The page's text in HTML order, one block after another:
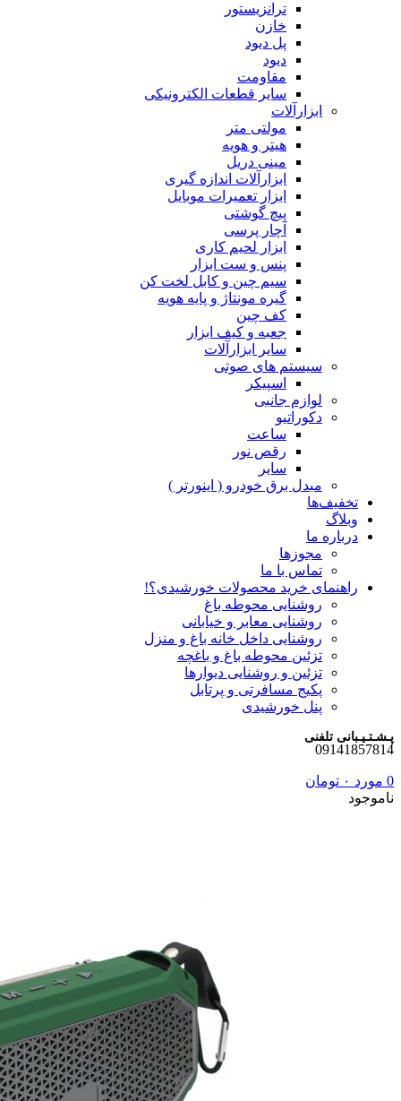
ترانزیستور
خازن
پل دیود
دیود
مقاومت
سایر قطعات الکترونیکی
ابزارآلات
مولتی متر
هیتر و هویه
مینی دریل
ابزارآلات اندازه گیری
ابزار تعمیرات موبایل
پیچ گوشتی
آچار پرسی
ابزار لحیم کاری
پنس و ست ابزار
سیم چین و کابل لخت کن
گیره مونتاژ و پایه هویه
کف چین
جعبه و کیف ابزار
سایر ابزارآلات
سیستم های صوتی
اسپیکر
لوازم جانبی
دکوراتیو
ساعت
رقص نور
سایر
مبدل برق خودرو ( اینورتر )
تخفیف‌ها
وبلاگ
درباره ما
مجوزها
تماس با ما
راهنمای خرید محصولات خورشیدی؟!
روشنایی محوطه باغ
روشنایی معابر و خیابانی
روشنایی داخل خانه باغ و منزل
تزئین محوطه باغ و باغچه
تزئین و روشنایی دیوارها
پکیج مسافرتی و پرتابل
پنل خورشیدی
پـشـتـیـبانی تلفنی
09141857814
0 مورد ۰ تومان
ناموجود